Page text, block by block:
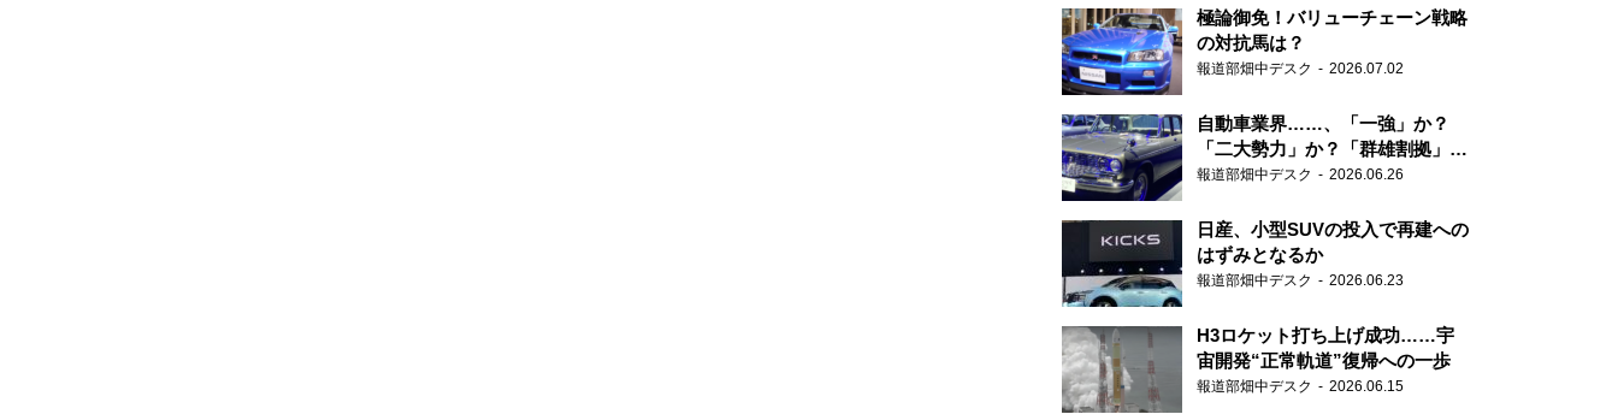
極論御免！バリューチェーン戦略
の対抗馬は？
報道部畑中デスク 2026.07.02
自動車業界……、「一強」か？
「二大勢力」か？「群雄割拠」
か？
報道部畑中デスク 2026.06.26
日産、小型SUVの投入で再建への
はずみとなるか
報道部畑中デスク 2026.06.23
H3ロケット打ち上げ成功……宇
宙開発“正常軌道”復帰への一歩
報道部畑中デスク 2026.06.15